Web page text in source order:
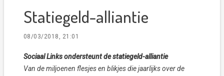
Statiegeld-alliantie
08/03/2018, 21:01
Sociaal Links ondersteunt de statiegeld-alliantie
Van de miljoenen flesjes en blikjes die jaarlijks over de